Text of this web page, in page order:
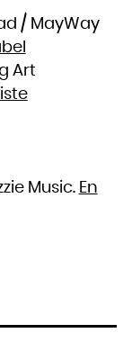
/ MayWay
Art
Music. En